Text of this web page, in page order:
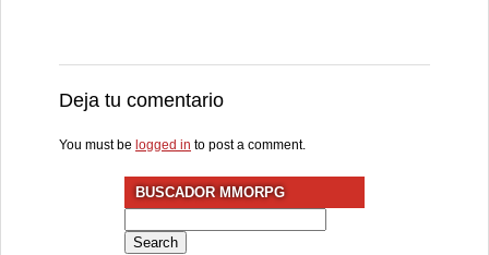
Deja tu comentario
You must be logged in to post a comment.
BUSCADOR MMORPG
for: